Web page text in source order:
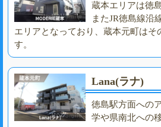
蔵本エリアは徳
またJR徳島線沿
エリアとなっており、蔵本元町はそ
す。
Lana(ラナ)
徳島駅方面への
学や県南北への